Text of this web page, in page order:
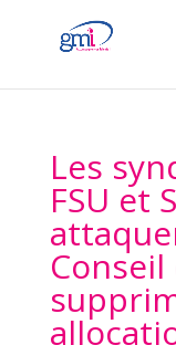
Les
FSU et
Conseil